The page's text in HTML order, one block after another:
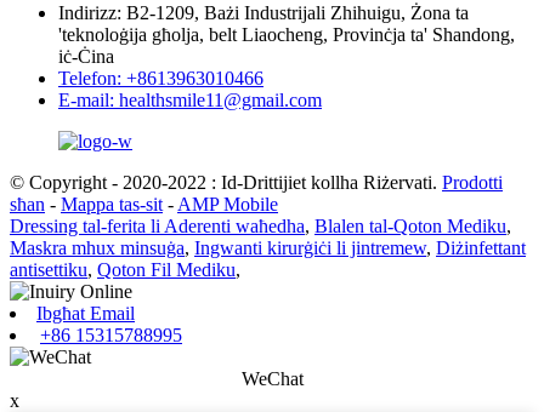
Indirizz: B2-1209, Bażi Industrijali Zhihuigu, Żona ta
'teknoloġija għolja, belt Liaocheng, Provinċja ta' Shandong,
iċ-Ċina
Telefon: +8613963010466
E-mail: healthsmile11@gmail.com
© Copyright - 2020-2022 : Id-Drittijiet kollha Riżervati. Prodotti
sħan - Mappa tas-sit - AMP Mobile
Dressing tal-ferita li Aderenti waħedha, Blalen tal-Qoton Mediku,
Maskra mhux minsuġa, Ingwanti kirurġiċi li jintremew, Diżinfettant
antisettiku, Qoton Fil Mediku,
Ibgħat Email
+86 15315788995
WeChat
x